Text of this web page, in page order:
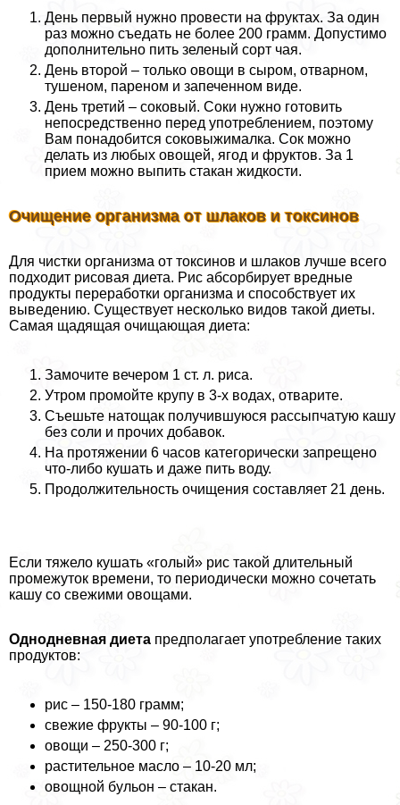
День первый нужно провести на фруктах. За один
раз можно съедать не более 200 грамм. Допустимо
дополнительно пить зеленый сорт чая.
День второй – только овощи в сыром, отварном,
тушеном, пареном и запеченном виде.
День третий – соковый. Соки нужно готовить
непосредственно перед употрeблением, поэтому
Вам понадобится соковыжималка. Сок можно
делать из любых овощей, ягод и фруктов. За 1
прием можно выпить стакан жидкости.
Очищение организма от шлаков и токсинов
Для чистки организма от токсинов и шлаков лучше всего
подходит рисовая диета. Рис абсорбирует вредные
продукты переработки организма и способствует их
выведению. Существует несколько видов такой диеты.
Самая щадящая очищающая диета:
Замочите вечером 1 ст. л. риса.
Утром промойте крупу в 3-х водах, отварите.
Съешьте натощак получившуюся рассыпчатую кашу
без соли и прочих добавок.
На протяжении 6 часов категорически запрещено
что-либо кушать и даже пить воду.
Продолжительность очищения составляет 21 день.
Если тяжело кушать «гoлый» рис такой длительный
промежуток времени, то периодически можно сочетать
кашу со свежими овощами.
Однодневная диета предполагает употрeбление таких
продуктов:
рис – 150-180 грамм;
свежие фрукты – 90-100 г;
овощи – 250-300 г;
растительное масло – 10-20 мл;
овощной бульон – стакан.